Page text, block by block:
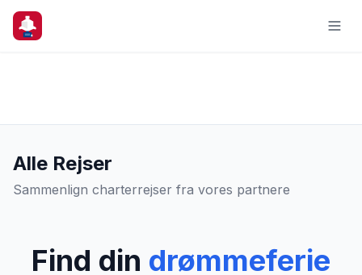
Alle Rejser
Sammenlign charterrejser fra vores partnere
Find din drømmeferie